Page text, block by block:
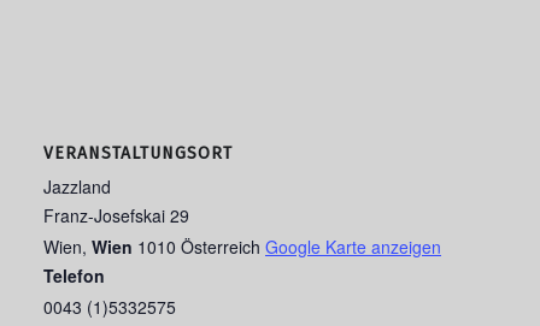
VERANSTALTUNGSORT
Jazzland
Franz-Josefskai 29
Wien, Wien 1010 Österreich Google Karte anzeigen
Telefon
0043 (1)5332575